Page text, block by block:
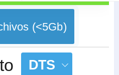
(<5Gb)
to DTS